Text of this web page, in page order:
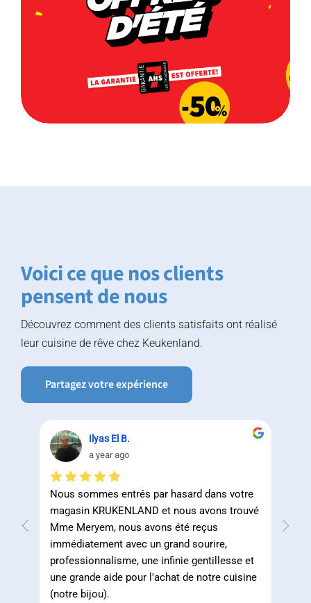
Voici ce que nos clients
pensent de nous
Découvrez comment des clients satisfaits ont réalisé
leur cuisine de rêve chez Keukenland.
Partagez votre expérience
Ilyas El B.
a year ago
Nous sommes entrés par hasard dans votre
magasin KRUKENLAND et nous avons trouvé
Mme Meryem, nous avons été reçus
immédiatement avec un grand sourire,
professionnalisme, une infinie gentillesse et
une grande aide pour l'achat de notre cuisine
(notre bijou).